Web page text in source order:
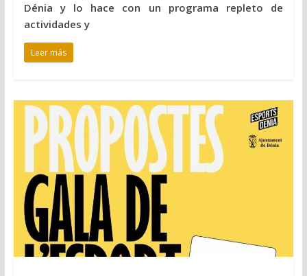
Dénia y lo hace con un programa repleto de
actividades y
Leer más